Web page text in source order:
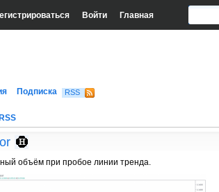
Войти Главная
Подписка RSS
RSS
объём при пробое линии тренда.